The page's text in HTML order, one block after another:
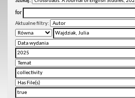
for
Aktualne filtry: